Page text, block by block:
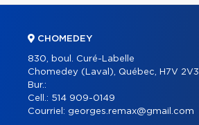
CHOMEDEY
830, boul. Curé-Labelle
Chomedey (Laval), Québec, H7V 2V3
Bur.:
Cell.: 514 909-0149
Courriel: georges.remax@gmail.com